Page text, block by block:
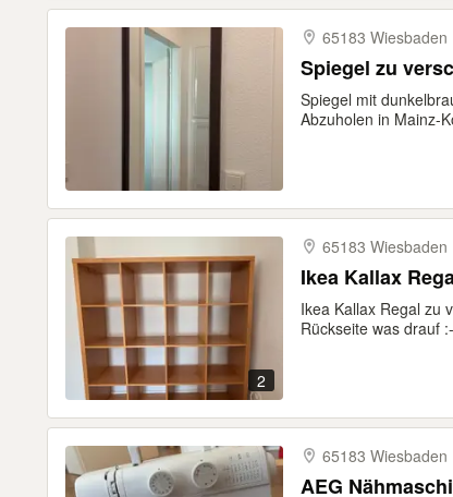
65183 Wiesbaden
Spiegel zu
Spiegel mit
Abzuholen in Mainz-
2
65183 Wiesbaden
Ikea Kallax
Ikea Kallax Regal zu
Rückseite was drauf
65183 Wiesbaden
AEG